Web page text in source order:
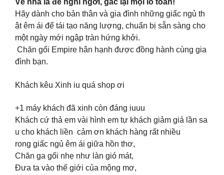
Về nhà là để nghỉ ngơi, gác lại mọi lo toan!
Hãy dành cho bản thân và gia đình những giấc ngủ th
ật êm ái để tái tạo năng lượng, chuẩn bị sẵn sàng cho
một ngày mới ngập tràn hứng khởi.
Chăn gối Empire hân hạnh được đồng hành cùng gia
đình bạn.
Khách kêu Xinh iu quá shop ơi
+1 máy khách đã xinh còn đáng iuuu
Khách cứ thả em vài hình em tự khách giảm giá lần sa
u cho khách liền cảm ơn khách hàng rất nhiều
rong giấc ngủ êm ái giữa hồn thơ,
Chăn ga gối nhẹ như làn gió mát,
Đưa ta vào thế giới của mộng mơ,